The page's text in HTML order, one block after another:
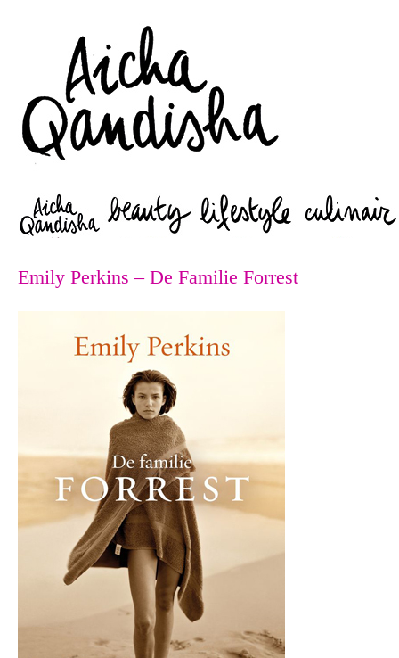
Emily Perkins – De Familie Forrest